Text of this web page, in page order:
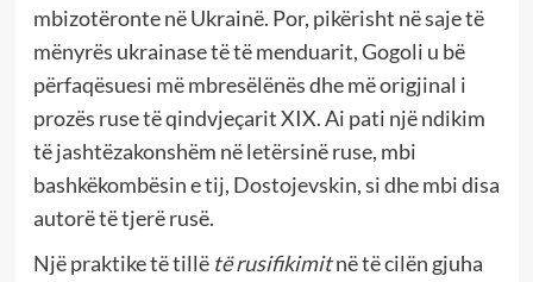
mbizotëronte në Ukrainë. Por, pikërisht në saje të
mënyrës ukrainase të të menduarit, Gogoli u bë
përfaqësuesi më mbresëlënës dhe më origjinal i
prozës ruse të qindvjeçarit XIX. Ai pati një ndikim
të jashtëzakonshëm në letërsinë ruse, mbi
bashkëkombësin e tij, Dostojevskin, si dhe mbi disa
autorë të tjerë rusë.
Një praktike të tillë të rusifikimitnë të cilën gjuha